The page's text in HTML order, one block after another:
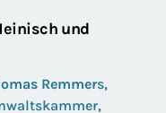
und
Remmers,